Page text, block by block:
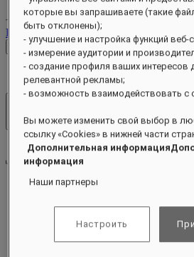
Выйти
Проверить тарифы
Открыть меню
Питание
Оздоровительный спа-центр
которые вы запрашиваете (такие
быть отклонены);
- улучшение и настройка функций веб-
- измерение аудитории и
- создание профиля ваших интересов
релевантной рекламы;
- возможность взаимодействовать с
Вы можете изменить свой выбор в
ссылку «Cookies» в нижней части
Дополнительная
информация
Наши партнеры
Настроить